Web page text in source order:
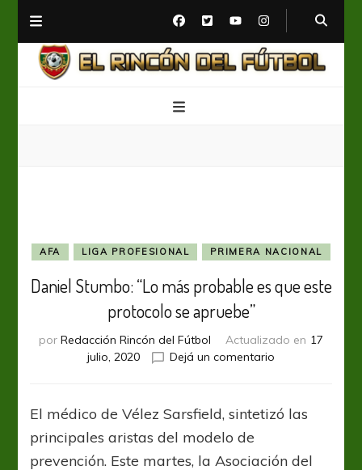
AFA LIGA PROFESIONAL PRIMERA NACIONAL
Daniel Stumbo: “Lo más probable es que este
protocolo se apruebe”
por Redacción Rincón del Fútbol Actualizado en 17
julio, 2020
Dejá un comentario
“Lo
más
es
El médico de Vélez Sarsfield, sintetizó las
principales aristas del modelo de
prevención. Este martes, la Asociación del